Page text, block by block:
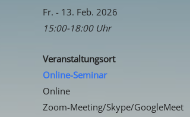
Fr. - 13. Feb. 2026
15:00-18:00 Uhr
Veranstaltungsort
Online-Seminar
Online
Zoom-Meeting/Skype/GoogleMeet